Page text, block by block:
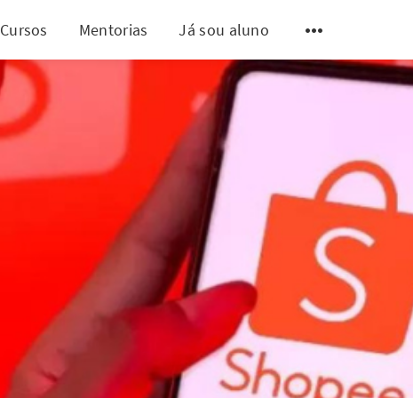
Cursos Mentorias Já sou aluno